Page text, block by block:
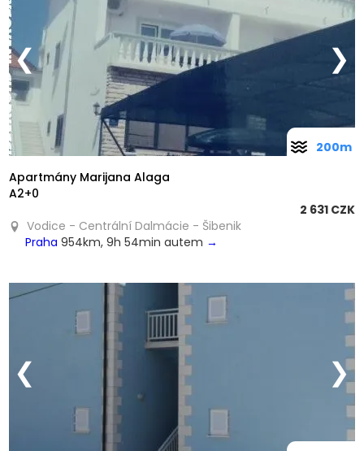
❮ ❯
Apartmány Marijana Alaga
A2+0
2 631 CZK
Vodice - Centrální Dalmácie - Šibenik
Praha 954km, 9h 54min autem →
200m
❮ ❯